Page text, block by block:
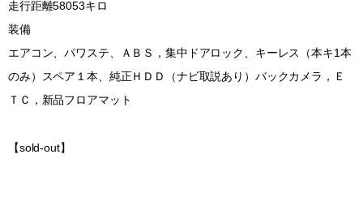
走行距離58053キロ
装備
エアコン、パワステ、ＡＢＳ，集中ドアロック、キーレス（本キ1本
のみ）スペア１本、純正ＨＤＤ（ナビ取説あり）バックカメラ，Ｅ
ＴＣ，新品フロアマット
【sold-out】